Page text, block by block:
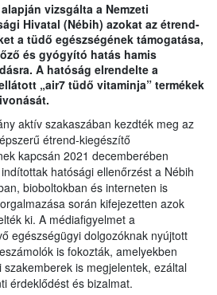
vizsgálta a Nemzeti
Hivatal (Nébih) azokat az étrend-
a tüdő egészségének támogatása,
és gyógyító hatás hamis
A hatóság elrendelte a
„air7 tüdő vitaminja” termékek
aktív szakaszában kezdték meg az
étrend-kiegészítő
kapcsán 2021 decemberében
hatósági ellenőrzést a Nébih
bioboltokban és interneten is
során kifejezetten azok
ki. A médiafigyelmet a
egészségügyi dolgozóknak nyújtott
is fokozták, amelyekben
is megjelentek, ezáltal
érdeklődést és bizalmat.